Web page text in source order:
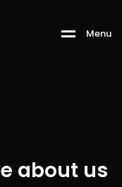
Menu
about us